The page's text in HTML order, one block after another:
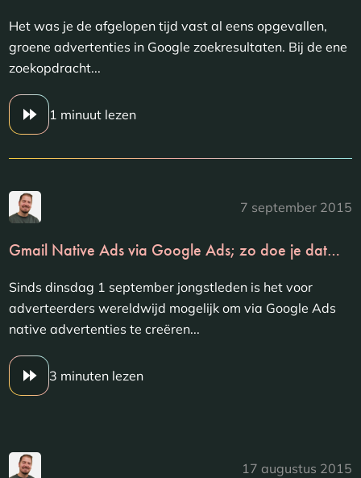
Het was je de afgelopen tijd vast al eens opgevallen,
groene advertenties in Google zoekresultaten. Bij de ene
zoekopdracht...
1 minuut lezen
7 september 2015
Gmail Native Ads via Google Ads; zo doe je dat…
Sinds dinsdag 1 september jongstleden is het voor
adverteerders wereldwijd mogelijk om via Google Ads
native advertenties te creëren...
3 minuten lezen
17 augustus 2015